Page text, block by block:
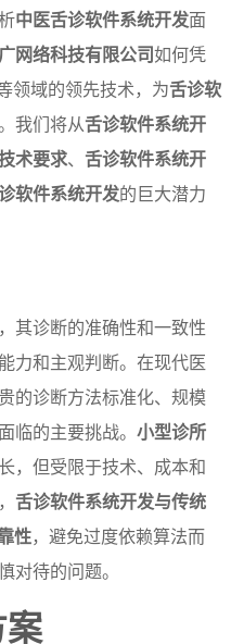
中医舌诊软件系统开发面
网络科技有限公司如何凭
领域的领先技术，为舌诊软
我们将从舌诊软件系统开
术要求、 舌诊软件系统开
软件系统开发的巨大潜力
其诊断的准确性和一致性
力和主观判断。在现代医
的诊断方法标准化、规模
临的主要挑战。 小型诊所
，但受限于技术、成本和
舌诊软件系统开发与传统
性，避免过度依赖算法而
对待的问题。
案